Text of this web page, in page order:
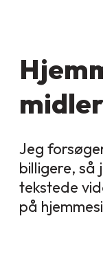
Jeg
billigere, så
tekstede
på